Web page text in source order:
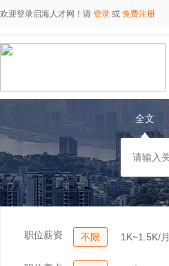
欢迎登录启海人才网！请 登录 或 免费注册
全文
职位薪资 不限 1K~1.5K/月